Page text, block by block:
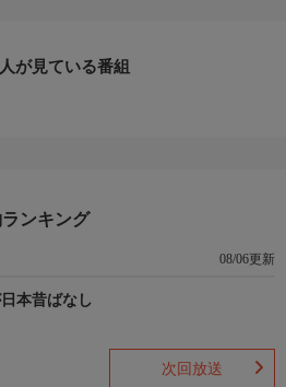
進んでいくはずだったが、タイムル
が見ている番組
ンキング
08/06更新
本昔ばなし
次回放送